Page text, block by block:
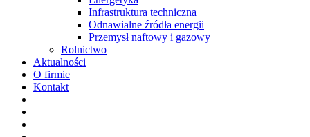
Infrastruktura techniczna
Odnawialne źródła energii
Przemysł naftowy i gazowy
Rolnictwo
Aktualności
O firmie
Kontakt